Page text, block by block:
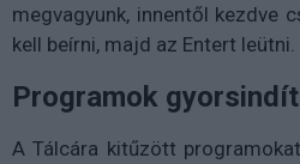
megvagyunk, innentől kezdve
kell beírni, majd az Entert leütni.
Programok
A Tálcára kitűzött